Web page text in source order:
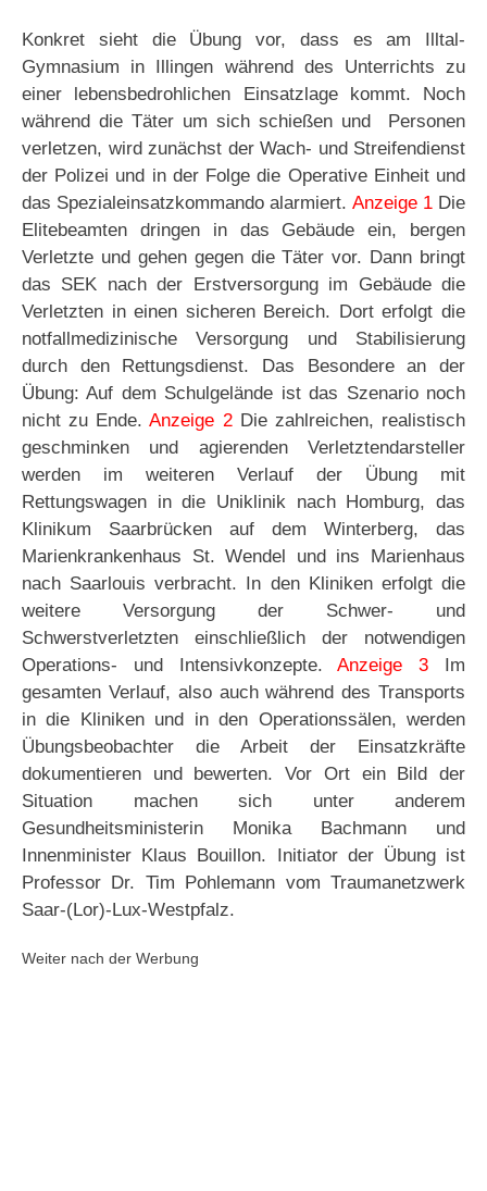
Konkret sieht die Übung vor, dass es am Illtal-
Gymnasium in Illingen während des Unterrichts zu
einer lebensbedrohlichen Einsatzlage kommt. Noch
während die Täter um sich schießen und Personen
verletzen, wird zunächst der Wach- und Streifendienst
der Polizei und in der Folge die Operative Einheit und
das Spezialeinsatzkommando alarmiert. Anzeige 1Die
Elitebeamten dringen in das Gebäude ein, bergen
Verletzte und gehen gegen die Täter vor. Dann bringt
das SEK nach der Erstversorgung im Gebäude die
Verletzten in einen sicheren Bereich. Dort erfolgt die
notfallmedizinische Versorgung und Stabilisierung
durch den Rettungsdienst. Das Besondere an der
Übung: Auf dem Schulgelände ist das Szenario noch
nicht zu Ende.Anzeige 2Die zahlreichen, realistisch
geschminken und agierenden Verletztendarsteller
werden im weiteren Verlauf der Übung mit
Rettungswagen in die Uniklinik nach Homburg, das
Klinikum Saarbrücken auf dem Winterberg, das
Marienkrankenhaus St. Wendel und ins Marienhaus
nach Saarlouis verbracht. In den Kliniken erfolgt die
weitere Versorgung der Schwer- und
Schwerstverletzten einschließlich der notwendigen
Operations- und Intensivkonzepte.Anzeige 3 Im
gesamten Verlauf, also auch während des Transports
in die Kliniken und in den Operationssälen, werden
Übungsbeobachter die Arbeit der Einsatzkräfte
dokumentieren und bewerten. Vor Ort ein Bild der
Situation machen sich unter anderem
Gesundheitsministerin Monika Bachmann und
Innenminister Klaus Bouillon. Initiator der Übung ist
Professor Dr. Tim Pohlemann vom Traumanetzwerk
Saar-(Lor)-Lux-Westpfalz.
Weiter nach der Werbung